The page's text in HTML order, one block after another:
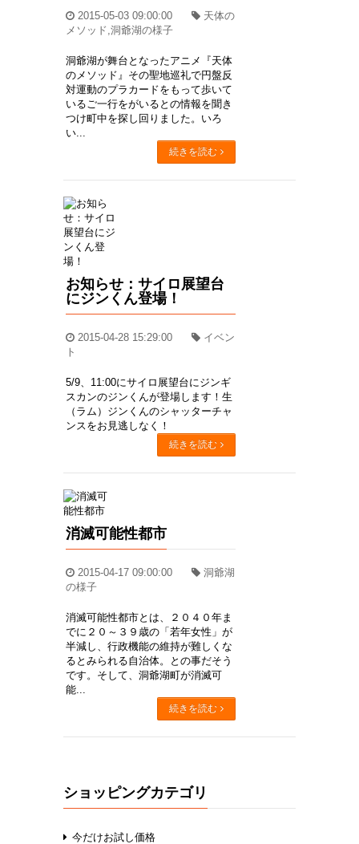
2015-05-03 09:00:00
天体の
メソッド,洞爺湖の様子
洞爺湖が舞台となったアニメ『天体
のメソッド』その聖地巡礼で円盤反
対運動のプラカードをもって歩いて
いるご一行をがいるとの情報を聞き
つけ町中を探し回りました。いろ
い...
続きを読む
お知らせ：サイロ展望台
にジンくん登場！
2015-04-28 15:29:00
イベン
ト
5/9、11:00にサイロ展望台にジンギ
スカンのジンくんが登場します！生
（ラム）ジンくんのシャッターチャ
ンスをお見逃しなく！
続きを読む
消滅可能性都市
2015-04-17 09:00:00
洞爺湖
の様子
消滅可能性都市とは、２０４０年ま
でに２０～３９歳の「若年女性」が
半減し、行政機能の維持が難しくな
るとみられる自治体。との事だそう
です。そして、洞爺湖町が消滅可
能...
続きを読む
ショッピングカテゴリ
今だけお試し価格